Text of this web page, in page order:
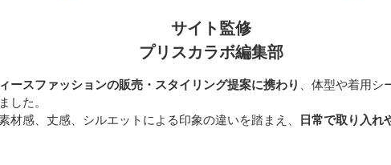
サイト監修
プリスカラボ編集部
ースファッションの販売・スタイリング提案に携わり 、体型や着用シ
した。
材感、丈感、シルエットによる印象の違いを踏まえ、 日常で取り入れ